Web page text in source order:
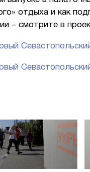
отдыха и как
– смотрите в